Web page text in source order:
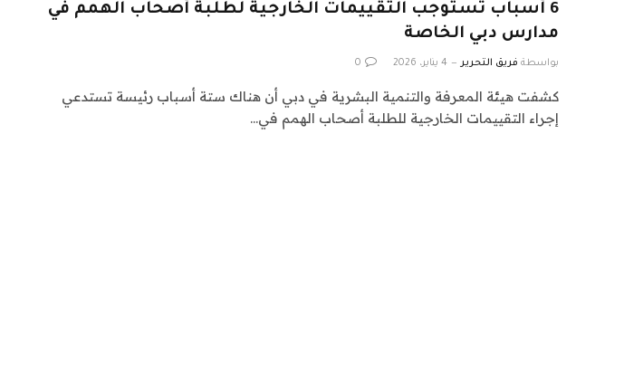
6 أسباب تستوجب التقييمات الخارجية لطلبة أصحاب الهمم في
مدارس دبي الخاصة
بواسطة فريق التحرير 4 يناير، 2026 0
كشفت هيئة المعرفة والتنمية البشرية في دبي أن هناك ستة أسباب رئيسة تستدعي
إجراء التقييمات الخارجية للطلبة أصحاب الهمم في…